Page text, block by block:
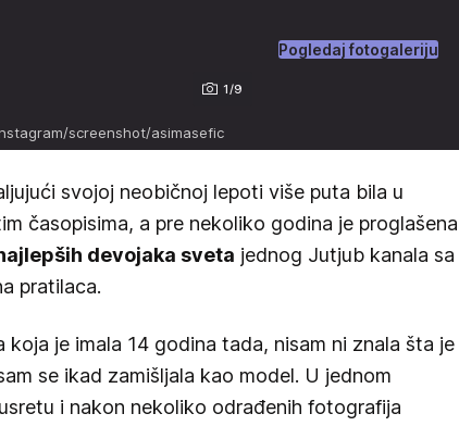
1/9
Pogledaj fotogaleriju
screenshot/asimasefic
svojoj neobičnoj lepoti više puta bila u
časopisima, a pre nekoliko godina je proglašena
devojaka sveta jednog Jutjub kanala sa
pratilaca.
koja je imala 14 godina tada, nisam ni znala šta je
se ikad zamišljala kao model. U jednom
i nakon nekoliko odrađenih fotografija